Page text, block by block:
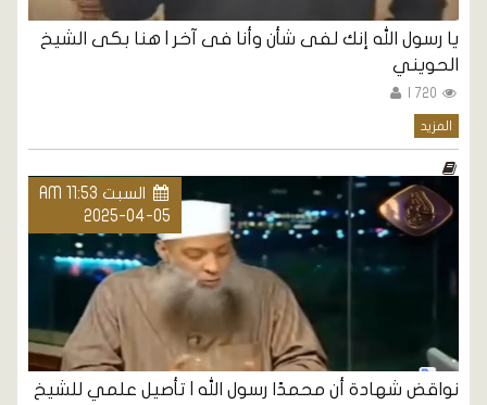
يا رسول الله إنك لفى شأن وأنا فى آخر | هنا بكى الشيخ
الحويني
المزيد
السبت AM 11:53
2025-04-05
نواقض شهادة أن محمدًا رسول الله | تأصيل علمي للشيخ